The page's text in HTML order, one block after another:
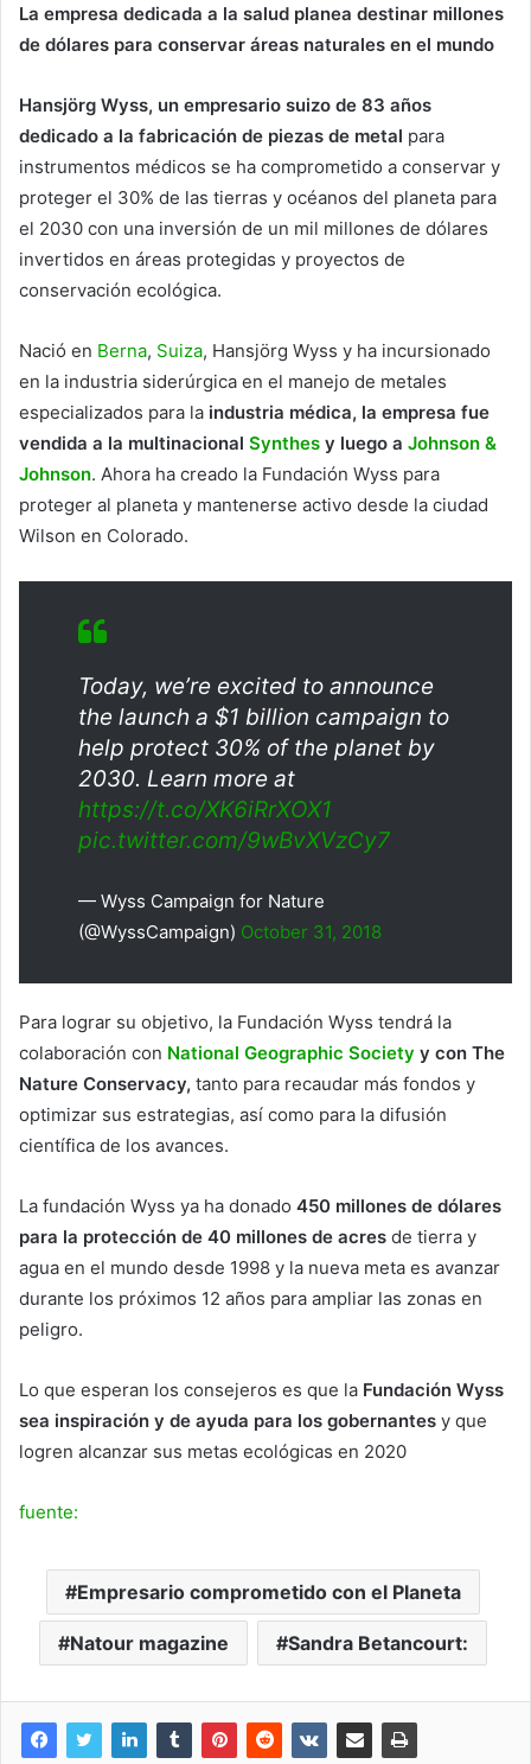
La empresa dedicada a la salud planea destinar millones
de dólares para conservar áreas naturales en el mundo
Hansjörg Wyss, un empresario suizo de 83 años
dedicado a la fabricación de piezas de metal para
instrumentos médicos se ha comprometido a conservar y
proteger el 30% de las tierras y océanos del planeta para
el 2030 con una inversión de un mil millones de dólares
invertidos en áreas protegidas y proyectos de
conservación ecológica.
Nació en Berna, Suiza, Hansjörg Wyss y ha incursionado
en la industria siderúrgica en el manejo de metales
especializados para la industria médica, la empresa fue
vendida a la multinacional Synthes y luego a Johnson &
Johnson. Ahora ha creado la Fundación Wyss para
proteger al planeta y mantenerse activo desde la ciudad
Wilson en Colorado.
Today, we’re excited to announce
the launch a $1 billion campaign to
help protect 30% of the planet by
2030. Learn more at
https://t.co/XK6iRrXOX1
pic.twitter.com/9wBvXVzCy7
— Wyss Campaign for Nature
(@WyssCampaign) October 31, 2018
Para lograr su objetivo, la Fundación Wyss tendrá la
colaboración con National Geographic Society y con The
Nature Conservacy, tanto para recaudar más fondos y
optimizar sus estrategias, así como para la difusión
científica de los avances.
La fundación Wyss ya ha donado 450 millones de dólares
para la protección de 40 millones de acres de tierra y
agua en el mundo desde 1998 y la nueva meta es avanzar
durante los próximos 12 años para ampliar las zonas en
peligro.
Lo que esperan los consejeros es que la Fundación Wyss
sea inspiración y de ayuda para los gobernantes y que
logren alcanzar sus metas ecológicas en 2020
fuente:
Empresario comprometido con el Planeta
Natour magazine Sandra Betancourt: